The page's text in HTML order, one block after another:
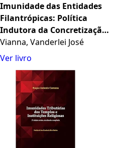
Imunidade das Entidades
Filantrópicas: Política
Indutora da Concretização
dos Direitos Sociais
Assegurada no § 7° do Art.
Federal
Vianna, Vanderlei José
Ver livro